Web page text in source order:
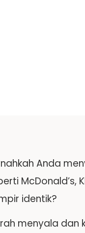
Anda
McDonald’s,
identik?
menyala dan